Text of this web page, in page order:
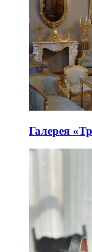
Галерея